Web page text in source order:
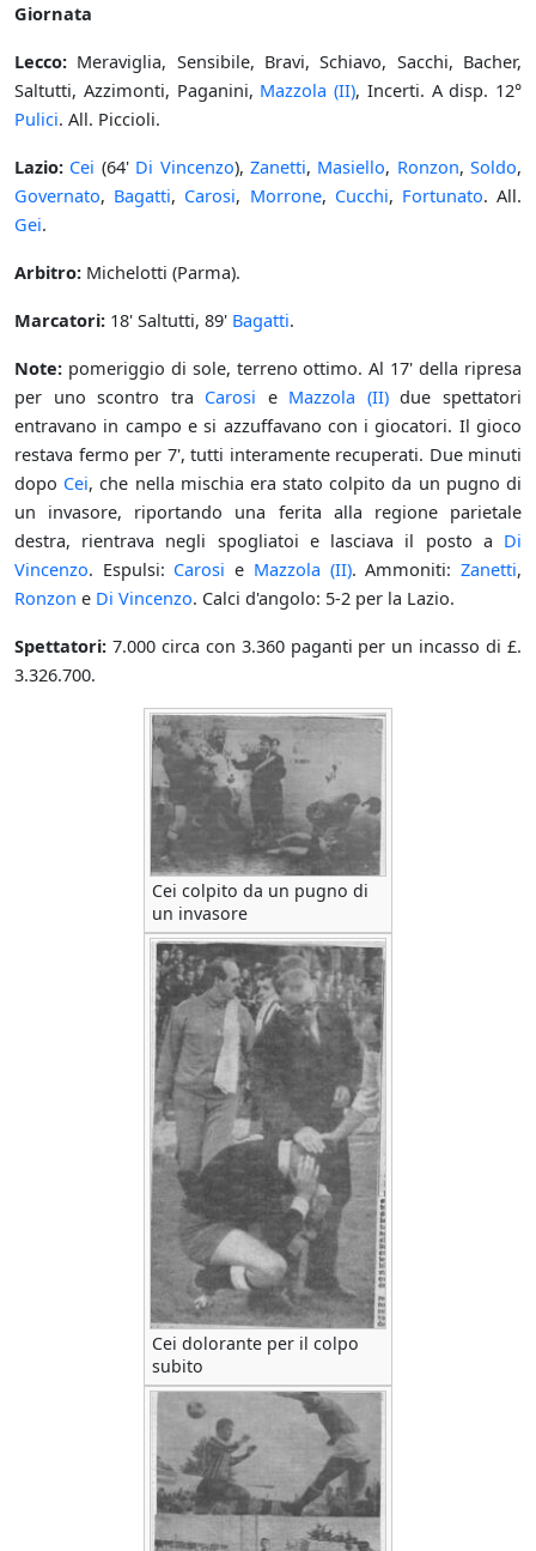
Giornata
Lecco: Meraviglia, Sensibile, Bravi, Schiavo, Sacchi, Bacher,
Saltutti, Azzimonti, Paganini, Mazzola (II), Incerti. A disp. 12°
Pulici. All. Piccioli.
Lazio: Cei (64'Di Vincenzo), Zanetti, Masiello, Ronzon, Soldo,
Governato, Bagatti, Carosi, Morrone, Cucchi, Fortunato. All.
Gei.
Arbitro: Michelotti (Parma).
Marcatori: 18' Saltutti, 89' Bagatti.
Note: pomeriggio di sole, terreno ottimo. Al 17' della ripresa
per uno scontro tra Carosi e Mazzola (II)due spettatori
entravano in campo e si azzuffavano con i giocatori. Il gioco
restava fermo per 7', tutti interamente recuperati. Due minuti
dopo Cei, che nella mischia era stato colpito da un pugno di
un invasore, riportando una ferita alla regione parietale
destra, rientrava negli spogliatoi e lasciava il posto a Di
Vincenzo. Espulsi: Carosi e Mazzola (II). Ammoniti:Zanetti,
Ronzon e Di Vincenzo. Calci d'angolo: 5-2 per la Lazio.
Spettatori: 7.000 circa con 3.360 paganti per un incasso di £.
3.326.700.
Cei colpito da un pugno di
un invasore
Cei dolorante per il colpo
subito